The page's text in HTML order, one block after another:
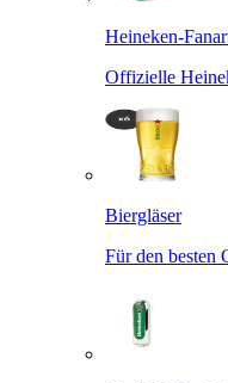
Heineken-
Offizielle
Biergläser
Für den besten